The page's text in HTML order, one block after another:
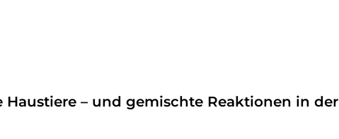
– und gemischte Reaktionen in der